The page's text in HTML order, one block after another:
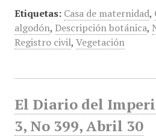
Etiquetas: Casa de maternidad,
algodón, Descripción botánica,
Registro civil, Vegetación
El Diario del
3, No 399, Abril 30